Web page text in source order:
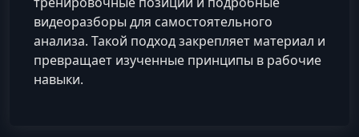
видеоразборы для самостоятельного
анализа. Такой подход закрепляет материал и
превращает изученные принципы в рабочие
навыки.